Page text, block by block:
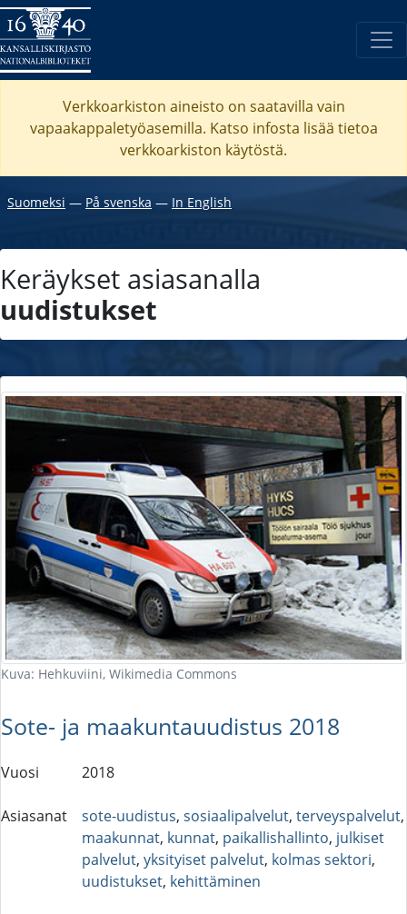
Verkkoarkiston aineisto on saatavilla vain
vapaakappaletyöasemilla. Katso infosta lisää tietoa
verkkoarkiston käytöstä.
Suomeksi ― På svenska ― In English
Keräykset asiasanalla
uudistukset
Kuva: Hehkuviini, Wikimedia Commons
Sote- ja maakuntauudistus 2018
Vuosi 2018
Asiasanat sote-uudistus, sosiaalipalvelut, terveyspalvelut,
maakunnat, kunnat, paikallishallinto, julkiset
palvelut, yksityiset palvelut, kolmas sektori,
uudistukset, kehittäminen